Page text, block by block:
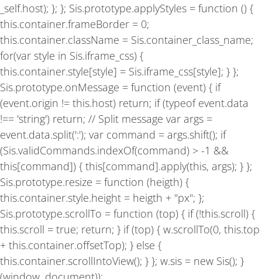
_self.host); }; }; Sis.prototype.applyStyles = function () {
this.container.frameBorder = 0;
this.container.className = Sis.container_class_name;
for(var style in Sis.iframe_css) {
this.container.style[style] = Sis.iframe_css[style]; } };
Sis.prototype.onMessage = function (event) { if
(event.origin != this.host) return; if (typeof event.data
!== 'string') return; // Split message var args =
event.data.split(':'); var command = args.shift(); if
(Sis.validCommands.indexOf(command) > -1 &&
this[command]) { this[command].apply(this, args); } };
Sis.prototype.resize = function (heigth) {
this.container.style.height = heigth + "px"; };
Sis.prototype.scrollTo = function (top) { if (!this.scroll) {
this.scroll = true; return; } if (top) { w.scrollTo(0, this.top
+ this.container.offsetTop); } else {
this.container.scrollIntoView(); } }; w.sis = new Sis(); }